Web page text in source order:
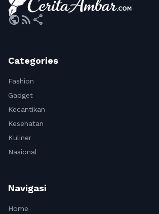
publicrss_feed share
Categories
Fashion
Gadget
Kecantikan
Kesehatan
Kuliner
Nasional
Navigasi
Home